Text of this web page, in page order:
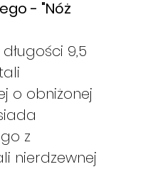
- "Nóż
9,5
o obniżonej
z
nierdzewnej